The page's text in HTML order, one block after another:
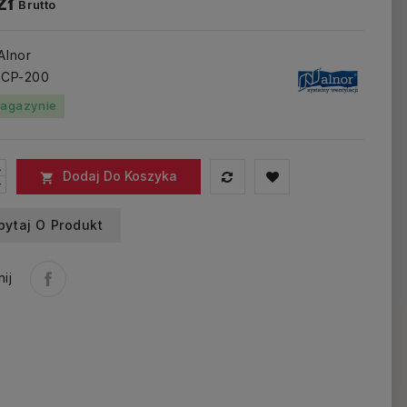
Brutto
200
 Dodaj Do Koszyka
O Produkt